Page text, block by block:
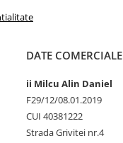
DATE COMERCIALE
ii Milcu Alin Daniel
F29/12/08.01.2019
CUI 40381222
Strada Grivitei nr.4